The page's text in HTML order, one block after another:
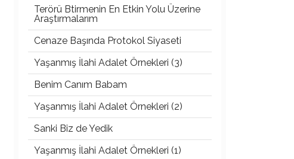
Terörü Btirmenin En Etkin Yolu Üzerine
Araştırmalarım
Cenaze Başında Protokol Siyaseti
Yaşanmış İlahi Adalet Örnekleri (3)
Benim Canım Babam
Yaşanmış İlahi Adalet Örnekleri (2)
Sanki Biz de Yedik
Yaşanmış İlahi Adalet Örnekleri (1)